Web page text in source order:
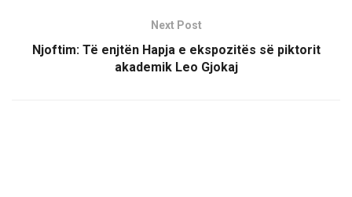
Next Post
Njoftim: Të enjtën Hapja e ekspozitës së piktorit
akademik Leo Gjokaj